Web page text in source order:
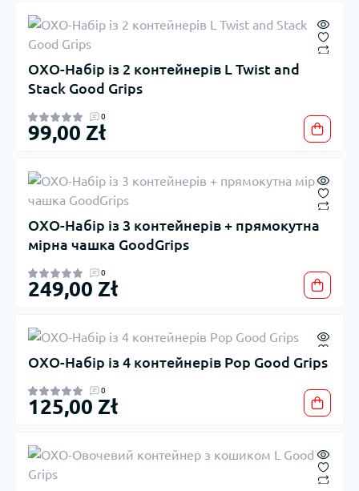
OXO-Набір із 2 контейнерів L Twist and
Stack Good Grips
0
99,00 Zł
OXO-Набір із 3 контейнерів + прямокутна
мірна чашка GoodGrips
0
249,00 Zł
OXO-Набір із 4 контейнерів Pop Good Grips
0
125,00 Zł